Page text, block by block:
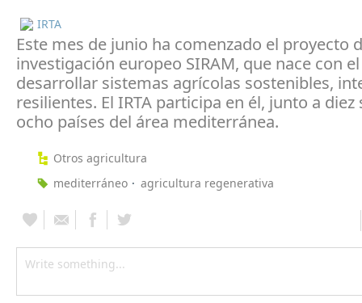
IRTA
Este mes de junio ha comenzado el proyecto
investigación europeo SIRAM, que nace con
desarrollar sistemas agrícolas sostenibles,
resilientes. El IRTA participa en él, junto a diez
ocho países del área mediterránea.
Otros agricultura
mediterráneo
agricultura regenerativa